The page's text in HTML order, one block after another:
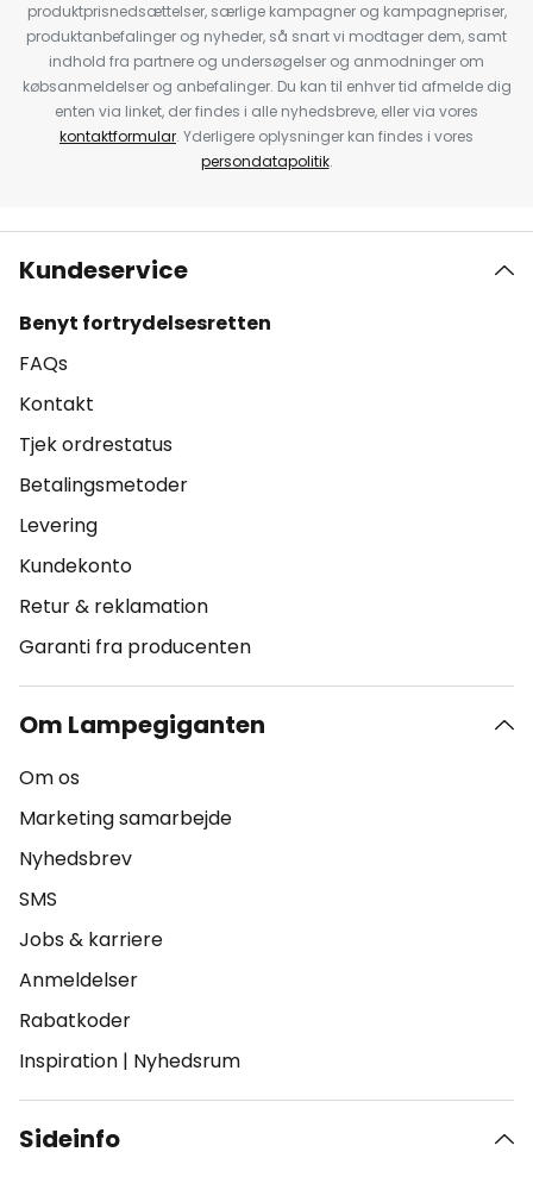
produktprisnedsættelser, særlige kampagner og kampagnepriser,
produktanbefalinger og nyheder, så snart vi modtager dem, samt
indhold fra partnere og undersøgelser og anmodninger om
købsanmeldelser og anbefalinger. Du kan til enhver tid afmelde dig
enten via linket, der findes i alle nyhedsbreve, eller via vores
kontaktformular. Yderligere oplysninger kan findes i vores
persondatapolitik.
Kundeservice
Benyt fortrydelsesretten
FAQs
Kontakt
Tjek ordrestatus
Betalingsmetoder
Levering
Kundekonto
Retur & reklamation
Garanti fra producenten
Om Lampegiganten
Om os
Marketing samarbejde
Nyhedsbrev
SMS
Jobs & karriere
Anmeldelser
Rabatkoder
Inspiration | Nyhedsrum
Sideinfo